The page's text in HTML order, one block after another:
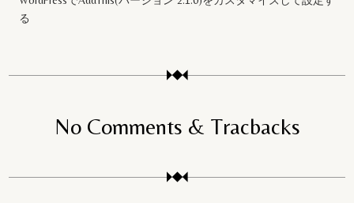
る
No Comments & Tracbacks